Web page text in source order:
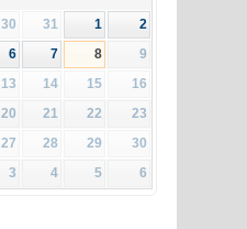
30 31 1
2
6 7 8
9
13 14 15
16
20 21 22
23
27 28 29
30
3 4 5 6